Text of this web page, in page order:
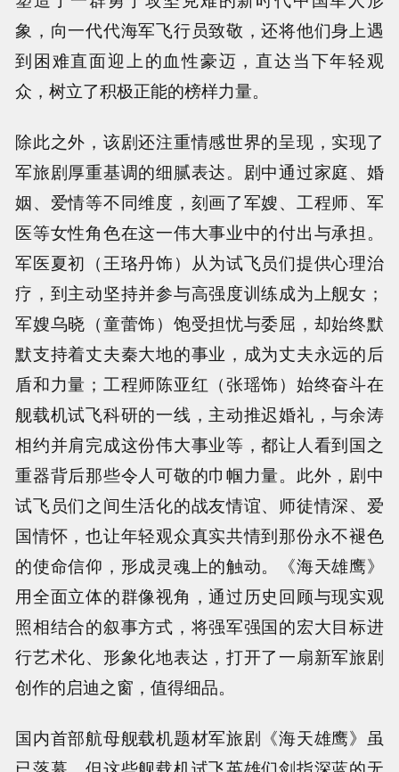
象，向一代代海军飞行员致敬，还将他们身上遇
到困难直面迎上的血性豪迈，直达当下年轻观
众，树立了积极正能的榜样力量。
除此之外，该剧还注重情感世界的呈现，实现了
军旅剧厚重基调的细腻表达。剧中通过家庭、婚
姻、爱情等不同维度，刻画了军嫂、工程师、军
医等女性角色在这一伟大事业中的付出与承担。
军医夏初（王珞丹饰）从为试飞员们提供心理治
疗，到主动坚持并参与高强度训练成为上舰女；
军嫂乌晓（童蕾饰）饱受担忧与委屈，却始终默
默支持着丈夫秦大地的事业，成为丈夫永远的后
盾和力量；工程师陈亚红（张瑶饰）始终奋斗在
舰载机试飞科研的一线，主动推迟婚礼，与余涛
相约并肩完成这份伟大事业等，都让人看到国之
重器背后那些令人可敬的巾帼力量。此外，剧中
试飞员们之间生活化的战友情谊、师徒情深、爱
国情怀，也让年轻观众真实共情到那份永不褪色
的使命信仰，形成灵魂上的触动。《海天雄鹰》
用全面立体的群像视角，通过历史回顾与现实观
照相结合的叙事方式，将强军强国的宏大目标进
行艺术化、形象化地表达，打开了一扇新军旅剧
创作的启迪之窗，值得细品。
国内首部航母舰载机题材军旅剧《海天雄鹰》虽